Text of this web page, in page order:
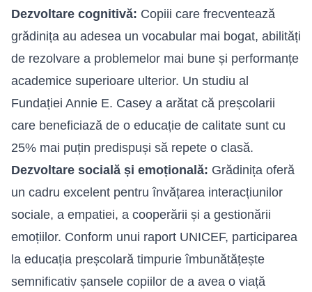
Dezvoltare cognitivă: Copiii care frecventează
grădinița au adesea un vocabular mai bogat, abilități
de rezolvare a problemelor mai bune și performanțe
academice superioare ulterior. Un studiu al
Fundației Annie E. Casey a arătat că preșcolarii
care beneficiază de o educație de calitate sunt cu
25% mai puțin predispuși să repete o clasă.
Dezvoltare socială și emoțională: Grădinița oferă
un cadru excelent pentru învățarea interacțiunilor
sociale, a empatiei, a cooperării și a gestionării
emoțiilor. Conform unui raport UNICEF, participarea
la educația preșcolară timpurie îmbunătățește
semnificativ șansele copiilor de a avea o viață